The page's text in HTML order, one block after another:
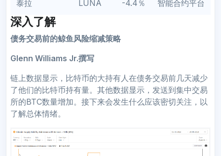
泰拉 LUNA -4.4％ 智能合约平台
深入了解
债务交易前的鲸鱼风险缩减策略
Glenn Williams Jr.撰写
链上数据显示，比特币的大持有人在债务交易前几天减少
了他们的比特币持有量。其他数据显示，发送到集中交易
所的BTC数量增加。接下来会发生什么应该密切关注，以
了解总体情绪。